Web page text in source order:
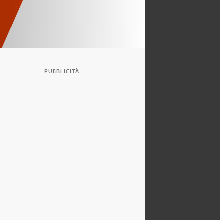
PUBBLICITÀ